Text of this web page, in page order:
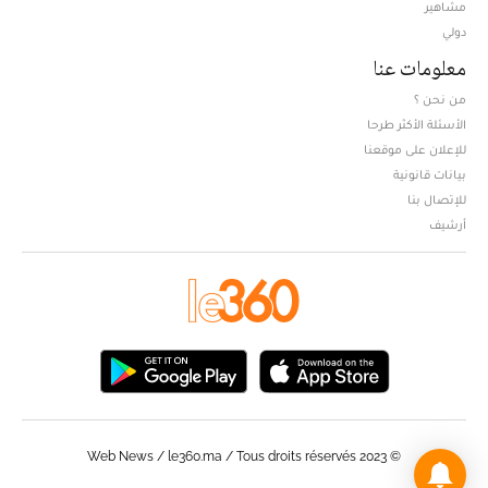
مشاهير
دولي
معلومات عنا
من نحن ؟
الأسئلة الأكثر طرحا
للإعلان على موقعنا
بيانات قانونية
للإتصال بنا
أرشيف
© Web News / le360.ma / Tous droits réservés 2023